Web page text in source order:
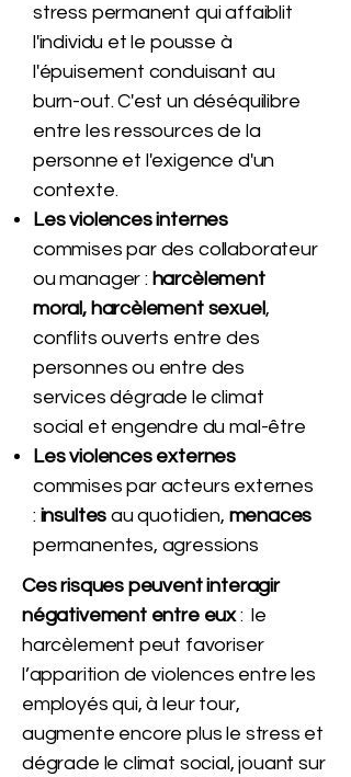
stress permanent qui affaiblit
l'individu et le pousse à
l'épuisement conduisant au
burn-out. C'est un déséquilibre
entre les ressources de la
personne et l'exigence d'un
contexte.
Les violences internes
commises par des collaborateur
ou manager : harcèlement
moral, harcèlement sexuel,
conflits ouverts entre des
personnes ou entre des
services dégrade le climat
social et engendre du mal-être
Les violences externes
commises par acteurs externes
: insultesau quotidien, menaces
permanentes, agressions
Ces risques peuvent interagir
négativement entre eux: le
harcèlement peut favoriser
l’apparition de violences entre les
employés qui, à leur tour,
augmente encore plus le stress et
dégrade le climat social, jouant sur